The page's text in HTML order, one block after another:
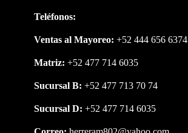
Teléfonos:
Ventas al Mayoreo: +52 444 656 6374
Matriz: +52 477 714 6035
Sucursal B: +52 477 713 70 74
Sucursal D: +52 477 714 6035